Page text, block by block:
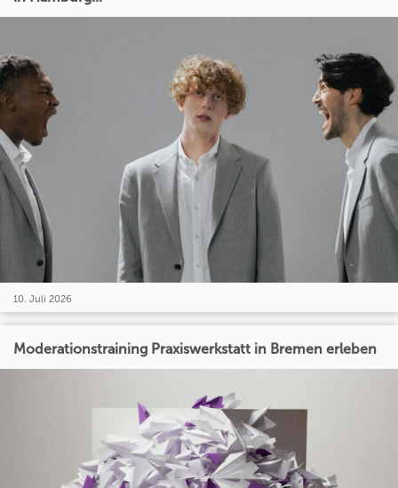
10. Juli 2026
Moderationstraining Praxiswerkstatt in Bremen erleben